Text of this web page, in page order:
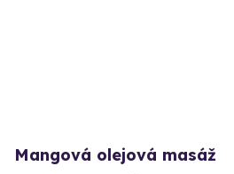
Mangová olejová masáž